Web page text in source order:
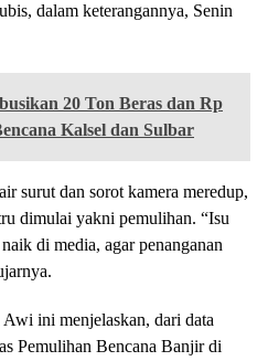
dalam keterangannya, Senin
20 Ton Beras dan Rp
Kalsel dan Sulbar
surut dan sorot kamera meredup,
dimulai yakni pemulihan. “Isu
di media, agar penanganan
ini menjelaskan, dari data
Pemulihan Bencana Banjir di